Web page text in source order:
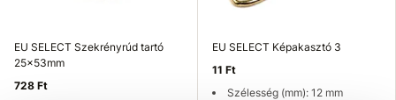
EU SELECT Szekrényrúd tartó
25x53mm
728 Ft
EU SELECT Képakasztó 3
11 Ft
Szélesség (mm): 12 mm